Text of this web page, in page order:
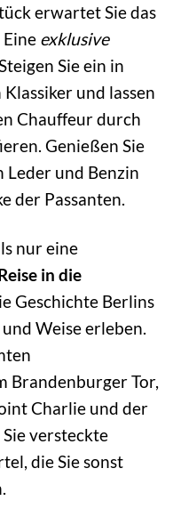
erwartet Sie das
Eine exklusive
Sie ein in
und lassen
Chauffeur durch
Genießen Sie
und Benzin
der Passanten.
nur eine
in die
Geschichte Berlins
Weise erleben.
Brandenburger Tor,
Charlie und der
Sie versteckte
die Sie sonst